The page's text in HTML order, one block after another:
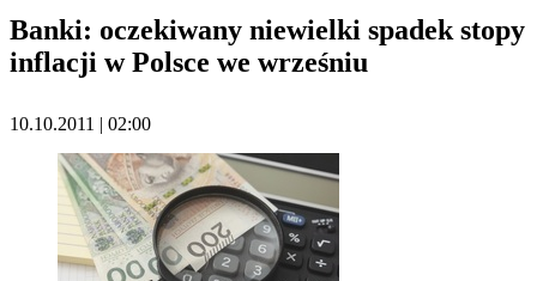
Banki: oczekiwany niewielki spadek stopy
inflacji w Polsce we wrześniu
10.10.2011 | 02:00